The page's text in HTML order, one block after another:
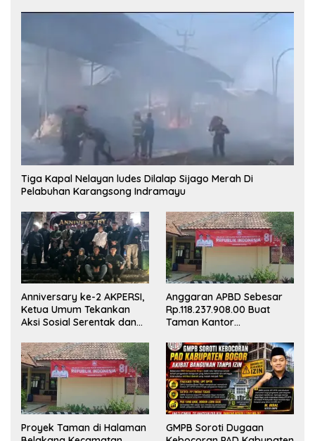
Tiga Kapal Nelayan ludes Dilalap Sijago Merah Di
Pelabuhan Karangsong Indramayu
Anniversary ke-2 AKPERSI,
Ketua Umum Tekankan
Aksi Sosial Serentak dan
Konstituen ke Dewan Pers
Anggaran APBD Sebesar
Rp.118.237.908.00 Buat
Taman Kantor
Masuk Akal, Harus
Dipertanggungjawabkan
Secara Terbuka!
Proyek Taman di Halaman
GMPB Soroti Dugaan